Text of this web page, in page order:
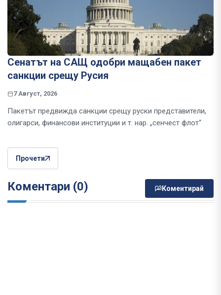
Сенатът на САЩ одобри мащабен пакет
санкции срещу Русия
7 Август, 2026
Пакетът предвижда санкции срещу руски представители,
олигарси, финансови институции и т. нар. „сенчест флот“
Прочети
Коментари (0) Коментирай